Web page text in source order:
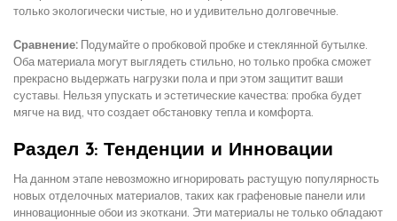
только экологически чистые, но и удивительно долговечные.
Сравнение: Подумайте о пробковой пробке и стеклянной бутылке.
Оба материала могут выглядеть стильно, но только пробка сможет
прекрасно выдержать нагрузки пола и при этом защитит ваши
суставы. Нельзя упускать и эстетические качества: пробка будет
мягче на вид, что создает обстановку тепла и комфорта.
Раздел 3: Тенденции и Инновации
На данном этапе невозможно игнорировать растущую популярность
новых отделочных материалов, таких как графеновые панели или
инновационные обои из экоткани. Эти материалы не только обладают